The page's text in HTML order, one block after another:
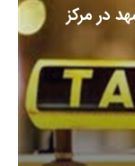
در مرکز